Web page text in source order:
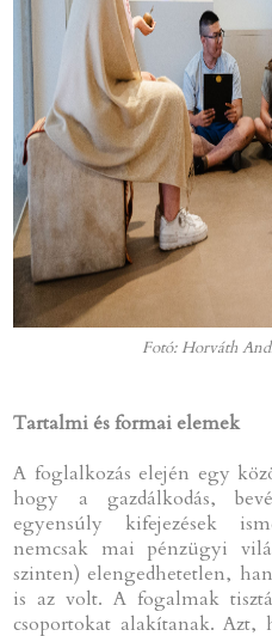
Fotó: Horváth
Tartalmi és formai elemek
A foglalkozás elején egy
hogy a gazdálkodás,
egyensúly kifejezések
nemcsak mai pénzügyi
szinten) elengedhetetlen,
is az volt. A fogalmak
csoportokat alakítanak.